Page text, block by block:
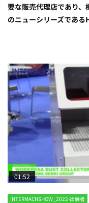
要な販売代理店であり、
のニューシリーズであ
01:52
INTERMACHSHOW_2022-出展者